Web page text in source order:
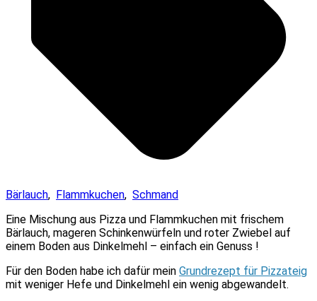
Bärlauch, Flammkuchen, Schmand
Eine Mischung aus Pizza und Flammkuchen mit frischem
Bärlauch, mageren Schinkenwürfeln und roter Zwiebel auf
einem Boden aus Dinkelmehl – einfach ein Genuss !
Für den Boden habe ich dafür mein Grundrezept für Pizzateig
mit weniger Hefe und Dinkelmehl ein wenig abgewandelt.